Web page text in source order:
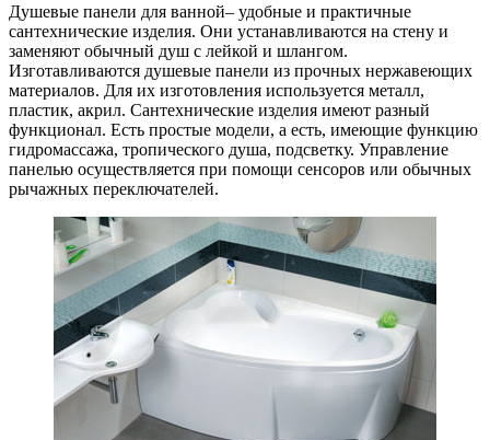
Душевые панели для ванной– удобные и практичные
сантехнические изделия. Они устанавливаются на стену и
заменяют обычный душ с лейкой и шлангом.
Изготавливаются душевые панели из прочных нержавеющих
материалов. Для их изготовления используется металл,
пластик, акрил. Сантехнические изделия имеют разный
функционал. Есть простые модели, а есть, имеющие функцию
гидромассажа, тропического душа, подсветку. Управление
панелью осуществляется при помощи сенсоров или обычных
рычажных переключателей.